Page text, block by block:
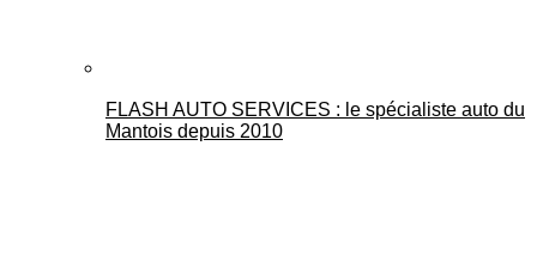
FLASH AUTO SERVICES : le spécialiste auto du
Mantois depuis 2010